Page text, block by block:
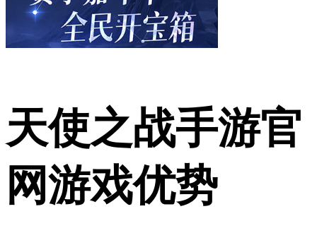
天使之战手游官
网游戏优势